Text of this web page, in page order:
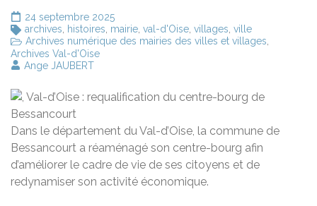
24 septembre 2025
archives
histoires mairie val-d'Oise villages ville
Archives numérique des mairies des villes et villages
Archives Val-d'Oise
Ange JAUBERT
Dans le département du Val-d’Oise, la commune de
Bessancourt a réaménagé son centre-bourg afin
d’améliorer le cadre de vie de ses citoyens et de
redynamiser son activité économique.